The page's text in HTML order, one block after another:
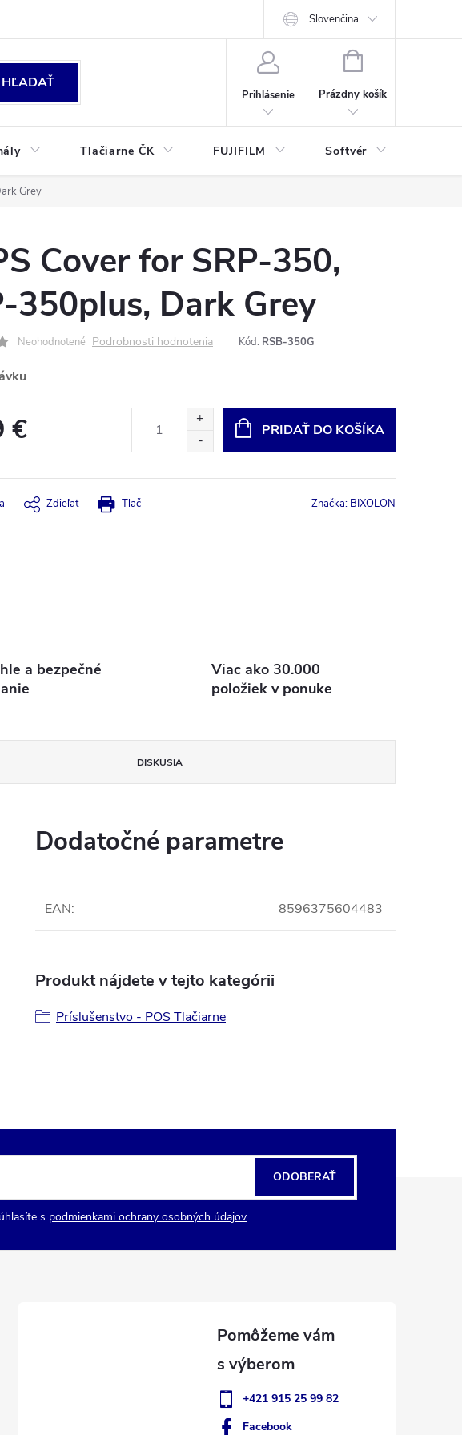
Slovenčina
HĽADAŤ
Prihlásenie
NÁKUPNÝ
Prázdny košík
Tlačiarne ČK FUJIFILM Softvér
Grey
Cover for SRP-350,
350plus, Dark Grey
Neohodnotené Podrobnosti hodnotenia Kód: RSB-350G
€ PRIDAŤ DO KOŠÍKA
Tlač
Zdieľať Značka: BIXOLON
a bezpečné
Viac ako 30.000
položiek v ponuke
DISKUSIA
Dodatočné parametre
EAN: 8596375604483
Produkt nájdete v tejto kategórii
Príslušenstvo - POS Tlačiarne
s podmienkami ochrany osobných údajov
ODOBERAŤ
+421 915 25 99 82
Facebook